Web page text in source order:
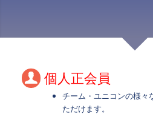
個人正会員
チーム・ユニコンの様々
ただけます。